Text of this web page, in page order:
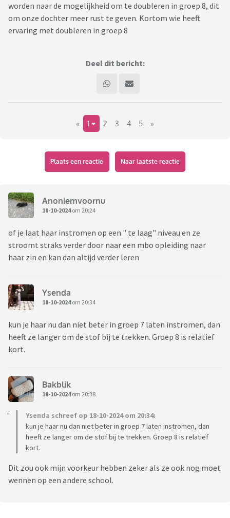
worden naar de mogelijkheid om te doubleren in groep 8, dit
om onze dochter meer rust te geven. Kortom wie heeft
ervaring met doubleren in groep 8
Deel dit bericht:
« 1 2 3 4 5 »
Plaats een reactie Naar laatste reactie
Anoniemvoornu
18-10-2024om 20:24
of je laat haar instromen op een " te laag" niveau en ze
stroomt straks verder door naar een mbo opleiding naar
haar zin en kan dan altijd verder leren
Ysenda
18-10-2024om 20:34
kun je haar nu dan niet beter in groep 7 laten instromen, dan
heeft ze langer om de stof bij te trekken. Groep 8 is relatief
kort.
Bakblik
18-10-2024om 20:38
Ysenda schreef op 18-10-2024 om 20:34:
kun je haar nu dan niet beter in groep 7 laten instromen, dan
heeft ze langer om de stof bij te trekken. Groep 8 is relatief
kort.
Dit zou ook mijn voorkeur hebben zeker als ze ook nog moet
wennen op een andere school.